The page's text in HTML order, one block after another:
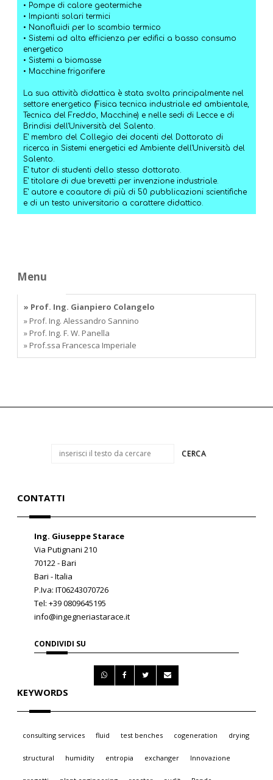
• Pompe di calore geotermiche
• Impianti solari termici
• Nanofluidi per lo scambio termico
• Sistemi ad alta efficienza per edifici a basso consumo
energetico
• Sistemi a biomasse
• Macchine frigorifere
La sua attività didattica è stata svolta principalmente nel
settore energetico (Fisica tecnica industriale ed ambientale,
Tecnica del Freddo, Macchine) e nelle sedi di Lecce e di
Brindisi dell'Università del Salento.
E' membro del Collegio dei docenti del Dottorato di
ricerca in Sistemi energetici ed Ambiente dell'Università del
Salento.
E' tutor di studenti dello stesso dottorato.
E' titolare di due brevetti per invenzione industriale.
E' autore e coautore di più di 50 pubblicazioni scientifiche
e di un testo universitario a carattere didattico.
Menu
» Prof. Ing. Gianpiero Colangelo
» Prof. Ing. Alessandro Sannino
» Prof. Ing. F. W. Panella
» Prof.ssa Francesca Imperiale
CONTATTI
Ing. Giuseppe Starace
Via Putignani 210
70122 - Bari
Bari - Italia
P.Iva: IT06243070726
Tel: +39 0809645195
info@ingegneriastarace.it
CONDIVIDI SU
KEYWORDS
consulting services fluid test benches cogeneration drying
structural humidity entropia exchanger Innovazione